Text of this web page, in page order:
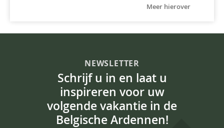
Meer hierover
NEWSLETTER
Schrijf u in en laat u
inspireren voor uw
volgende vakantie in de
Belgische Ardennen!